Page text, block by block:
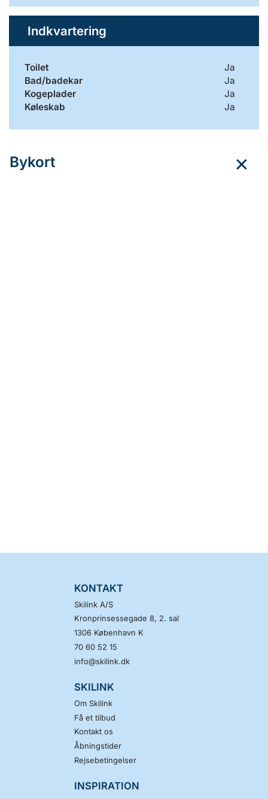
Indkvartering
Toilet
Ja
Bad/badekar
Ja
Kogeplader
Ja
Køleskab
Ja
Bykort
KONTAKT
Skilink A/S
Kronprinsessegade 8, 2. sal
1306 København K
70 60 52 15
info@skilink.dk
SKILINK
Om Skilink
Få et tilbud
Kontakt os
Åbningstider
Rejsebetingelser
INSPIRATION